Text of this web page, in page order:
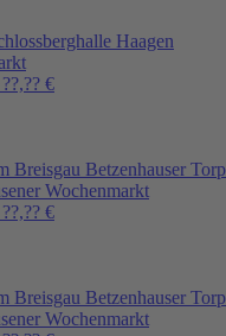
Haagen
€
Breisgau Betzenhauser
Wochenmarkt
€
Breisgau Betzenhauser
Wochenmarkt